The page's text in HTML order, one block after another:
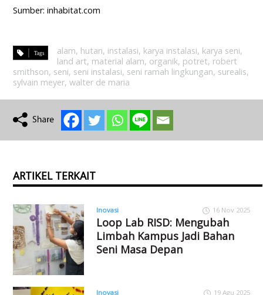
Sumber: inhabitat.com
alam, hutan, instalasi, karya instalasi, karya seni,
land art, material alam, organik, potret, robert
smithson, seni, seni instalasi, seni ramah lingkungan, surealis,
sylvain meyer,walter de maria
ARTIKEL TERKAIT
Inovasi 16 Nov 2025
Loop Lab RISD: Mengubah
Limbah Kampus Jadi Bahan
Seni Masa Depan
Inovasi 19 Agu 2025